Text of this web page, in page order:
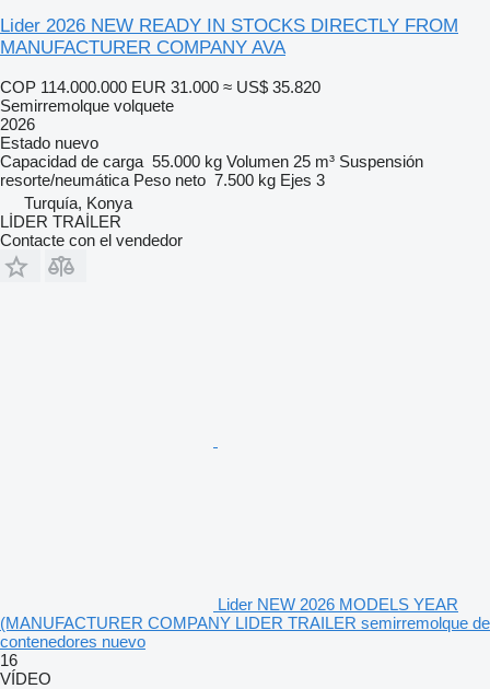
Lider 2026 NEW READY IN STOCKS DIRECTLY FROM
MANUFACTURER COMPANY AVA
COP 114.000.000 EUR 31.000 ≈ US$ 35.820
Semirremolque volquete
2026
Estado nuevo
Capacidad de carga 55.000 kg Volumen 25 m³ Suspensión
resorte/neumática Peso neto 7.500 kg Ejes 3
Turquía, Konya
LİDER TRAİLER
Contacte con el vendedor
Lider NEW 2026 MODELS YEAR
(MANUFACTURER COMPANY LIDER TRAILER semirremolque de
contenedores nuevo
16
VÍDEO